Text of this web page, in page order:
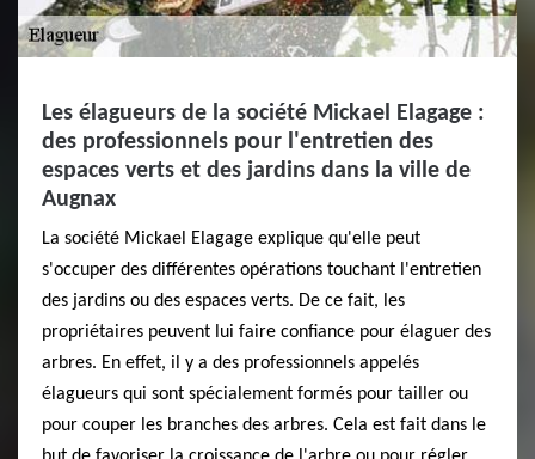
Les élagueurs de la société Mickael Elagage :
des professionnels pour l'entretien des
espaces verts et des jardins dans la ville de
Augnax
La société Mickael Elagage explique qu'elle peut
s'occuper des différentes opérations touchant l'entretien
des jardins ou des espaces verts. De ce fait, les
propriétaires peuvent lui faire confiance pour élaguer des
arbres. En effet, il y a des professionnels appelés
élagueurs qui sont spécialement formés pour tailler ou
pour couper les branches des arbres. Cela est fait dans le